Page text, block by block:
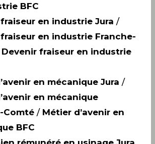
BFC
en industrie Jura /
en industrie Franche-
Devenir fraiseur en industrie
en mécanique Jura /
en mécanique
Comté / Métier d’avenir en
BFC